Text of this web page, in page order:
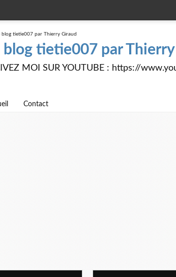
blog tietie007 par
MOI SUR YOUTUBE : https://
Contact